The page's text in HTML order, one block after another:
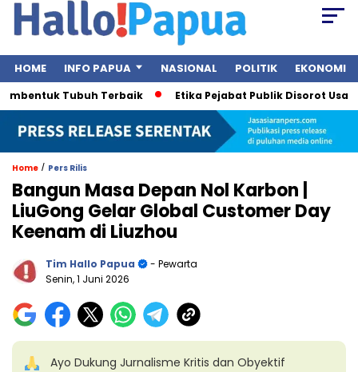
HOME INFO PAPUA NASIONAL POLITIK EKONOMI
Tubuh Terbaik Etika Pejabat Publik Disorot Usai
Home / Pers Rilis
Bangun Masa Depan Nol Karbon |
LiuGong Gelar Global Customer Day
Keenam di Liuzhou
Tim Hallo Papua
- Pewarta
Senin, 1 Juni 2026
Ayo Dukung Jurnalisme Kritis dan Obyektif